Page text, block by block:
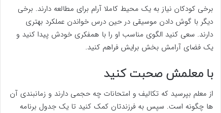
برخی کودکان نیاز به یک محیط کاملا آرام برای مطالعه دارند. برخی
دیگر با گوش دادن موسیقی در حین درس خواندن عملکرد بهتری
دارند. سعی کنید الگوی مناسب او را با همفکری خودش پیدا کنید و
یک فضای آرامش بخش برایش فراهم کنید.
با معلمش صحبت کنید
از معلم بپرسید که تکالیف و امتحانات چه حجمی دارند و زمانبندی آن
ها چگونه است. سپس به فرزندتان کمک کنید تا یک جدول برنامه